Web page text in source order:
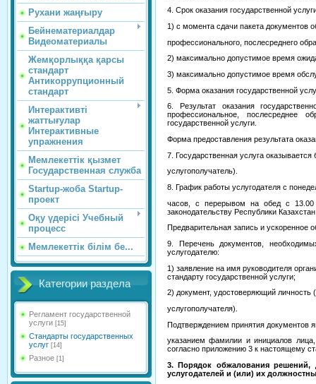
Рухани жаңғыру
Бейнематериалдар
Видеоматериалы
Жемқорлыққа қарсы
стандарт
Антикоррупционный
стандарт
Интерактивті
жаттығулар
Интерактивные
упражнения
Мемлекеттік қызмет
Государственная служба
Startup-жоба Startup-
проект
Оқу үдерісі Учебный
процесс
Мемлекеттік білім бе...
Категории раздела
Регламент государственной
услуги [15]
Стандарты государственных
услуг [14]
Разное [1]
4. Срок оказания государственной
1) с момента сдачи пакета документов
профессионального, послесреднего
2) максимально допустимое время
3) максимально допустимое время
5. Форма оказания государственной
6. Результат оказания
профессиональное, послесреднее
государственной услуги.
Форма предоставления результата
7. Государственная услуга
услугополучатель).
8. График работы услугодателя с
часов, с перерывом на обед с 13.00
законодательству Республики
Предварительная запись и ускоренное
9. Перечень документов,
услугодателю:
1) заявление на имя руководителя
стандарту государственной услуги;
2) документ, удостоверяющий личность
услугополучателя).
Подтверждением принятия документов
указанием фамилии и инициалов
согласно приложению 3 к настоящему
3. Порядок обжалования решений,
услугодателей и (или) их